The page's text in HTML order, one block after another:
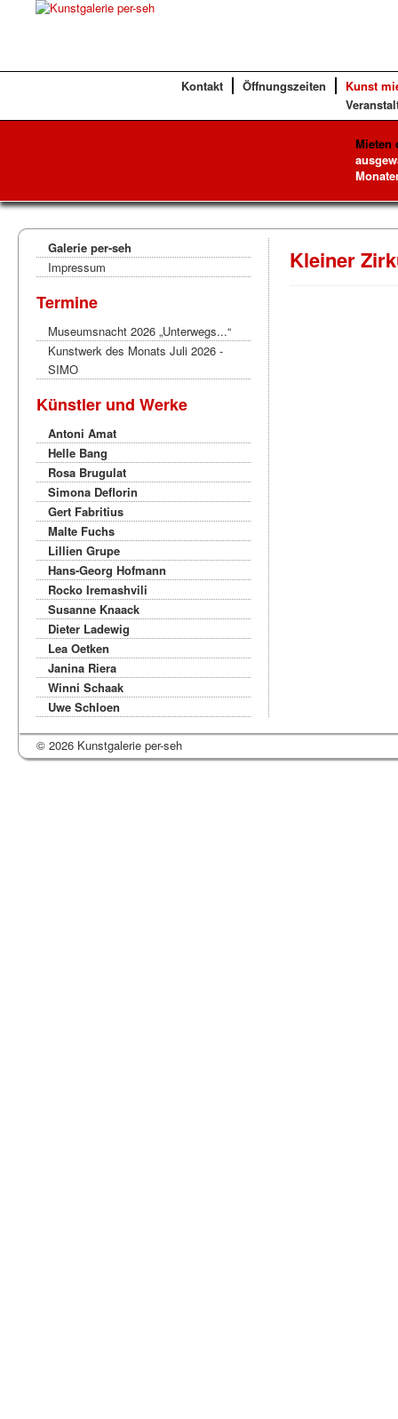
Kontakt Öffnungszeiten
Kunst
Mieten
Galerie per-seh
Impressum
Termine
Museumsnacht 2026 „Unterwegs...“
Kunstwerk des Monats Juli 2026 -
SIMO
Künstler und Werke
Antoni Amat
Helle Bang
Rosa Brugulat
Simona Deflorin
Gert Fabritius
Malte Fuchs
Lillien Grupe
Hans-Georg Hofmann
Rocko Iremashvili
Susanne Knaack
Dieter Ladewig
Lea Oetken
Janina Riera
Winni Schaak
Uwe Schloen
Kleiner
© 2026 Kunstgalerie per-seh